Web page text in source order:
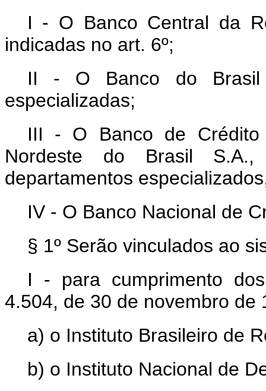
I - O Banco Central da
indicadas no art. 6º;
II - O Banco do Brasil
especializadas;
III - O Banco de
Nordeste do Brasil
departamentos
IV - O Banco Nacional de
§ 1º Serão vinculados ao
I - para cumprimento
4.504, de 30 de novembro de
a) o Instituto Brasileiro de
b) o Instituto Nacional de